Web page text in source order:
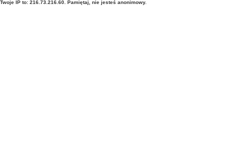
Twoje IP to: 216.73.216.60. Pamiętaj, nie jesteś anonimowy.